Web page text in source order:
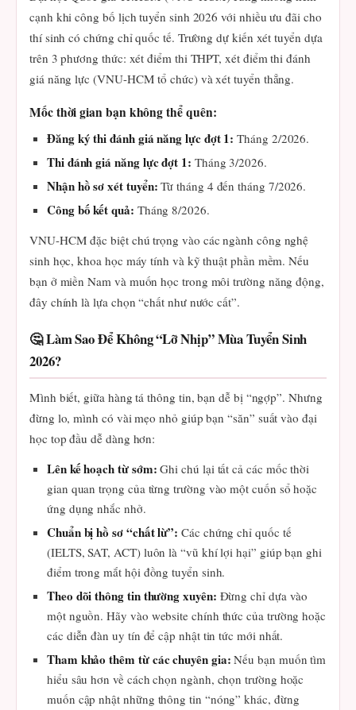
cạnh khi công bố lịch tuyển sinh 2026 với nhiều ưu đãi cho
thí sinh có chứng chỉ quốc tế. Trường dự kiến xét tuyển dựa
trên 3 phương thức: xét điểm thi THPT, xét điểm thi đánh
giá năng lực (VNU-HCM tổ chức) và xét tuyển thẳng.
Mốc thời gian bạn không thể quên:
Đăng ký thi đánh giá năng lực đợt 1: Tháng 2/2026.
Thi đánh giá năng lực đợt 1: Tháng 3/2026.
Nhận hồ sơ xét tuyển: Từ tháng 4 đến tháng 7/2026.
Công bố kết quả: Tháng 8/2026.
VNU-HCM đặc biệt chú trọng vào các ngành công nghệ
sinh học, khoa học máy tính và kỹ thuật phần mềm. Nếu
bạn ở miền Nam và muốn học trong môi trường năng động,
đây chính là lựa chọn “chất như nước cất”.
🤔 Làm Sao Để Không “Lỡ Nhịp” Mùa Tuyển Sinh
2026?
Mình biết, giữa hàng tá thông tin, bạn dễ bị “ngợp”. Nhưng
đừng lo, mình có vài mẹo nhỏ giúp bạn “săn” suất vào đại
học top đầu dễ dàng hơn:
Lên kế hoạch từ sớm: Ghi chú lại tất cả các mốc thời
gian quan trọng của từng trường vào một cuốn sổ hoặc
ứng dụng nhắc nhở.
Chuẩn bị hồ sơ “chất lừ”: Các chứng chỉ quốc tế
(IELTS, SAT, ACT) luôn là “vũ khí lợi hại” giúp bạn ghi
điểm trong mắt hội đồng tuyển sinh.
Theo dõi thông tin thường xuyên: Đừng chỉ dựa vào
một nguồn. Hãy vào website chính thức của trường hoặc
các diễn đàn uy tín để cập nhật tin tức mới nhất.
Tham khảo thêm từ các chuyên gia: Nếu bạn muốn tìm
hiểu sâu hơn về cách chọn ngành, chọn trường hoặc
muốn cập nhật những thông tin “nóng” khác, đừng